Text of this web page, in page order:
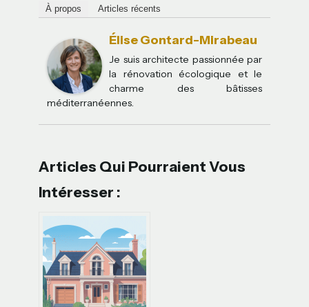
À propos Articles récents
Élise Gontard-Mirabeau
Je suis architecte passionnée par
la rénovation écologique et le
charme des bâtisses
méditerranéennes.
Articles Qui Pourraient Vous
Intéresser :